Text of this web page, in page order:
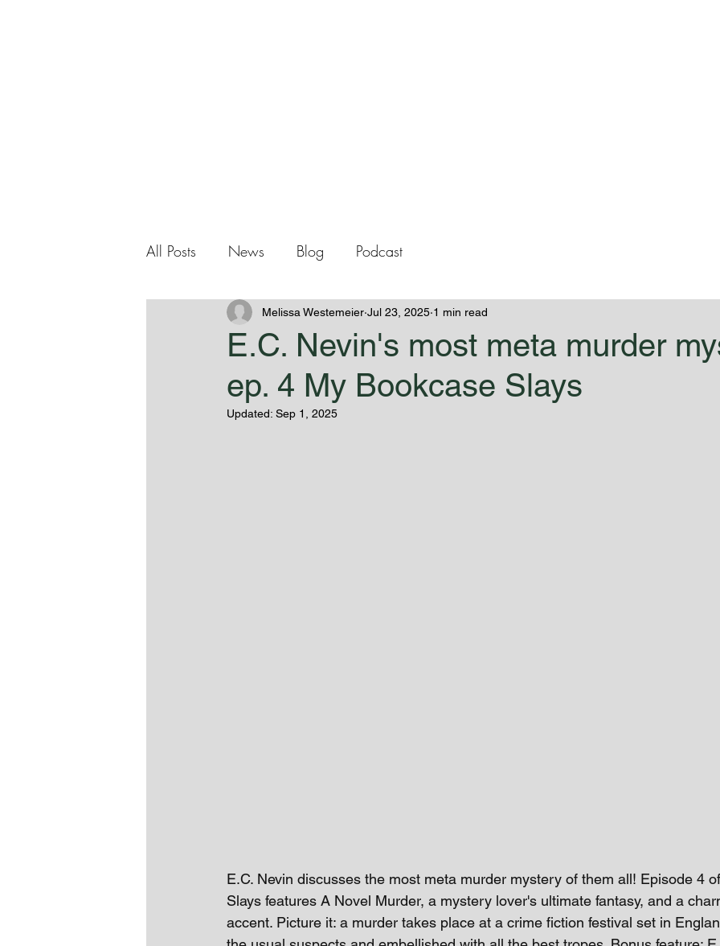
All Posts News Blog Podcast
E.C. Nevin's most meta murder
ep. 4 My Bookcase Slays
Melissa Westemeier Jul 23, 2025 1 min read
Updated: Sep 1, 2025
E.C. Nevin discusses the most meta murder mystery of them all! Episode 4
Slays features A Novel Murder, a mystery lover's ultimate fantasy, and a
accent. Picture it: a murder takes place at a crime fiction festival set in